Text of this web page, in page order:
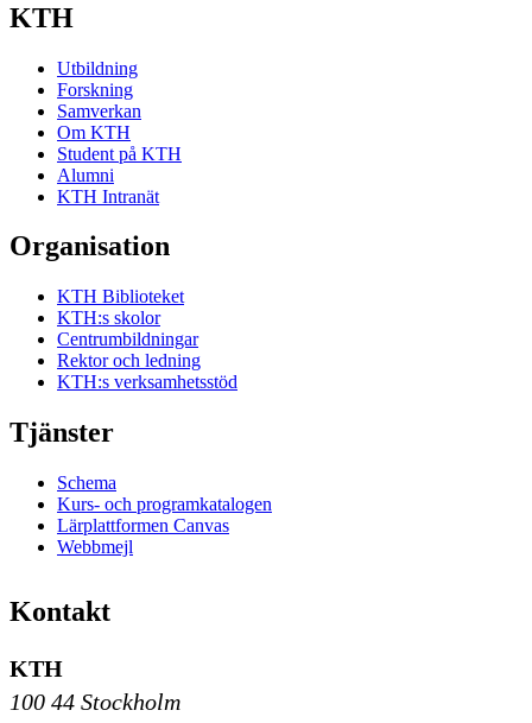
KTH
Utbildning
Forskning
Samverkan
Om KTH
Student på KTH
Alumni
KTH Intranät
Organisation
KTH Biblioteket
KTH:s skolor
Centrumbildningar
Rektor och ledning
KTH:s verksamhetsstöd
Tjänster
Schema
Kurs- och programkatalogen
Lärplattformen Canvas
Webbmejl
Kontakt
KTH
100 44 Stockholm